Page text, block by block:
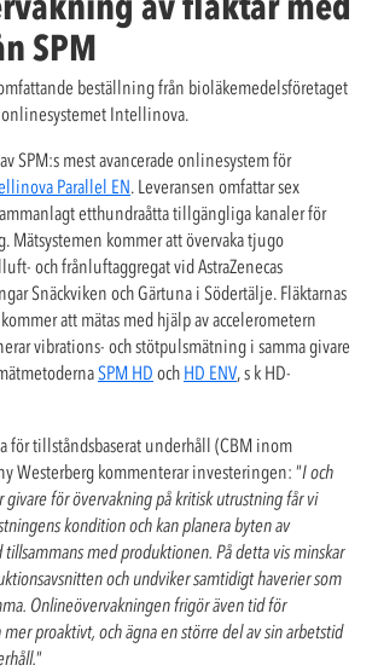
SPM
beställning från bioläkemedelsföretaget
onlinesystemet Intellinova.
SPM:s mest avancerade onlinesystem för
Parallel EN. Leveransen omfattar sex
etthundraåtta tillgängliga kanaler för
Mätsystemen kommer att övervaka tjugo
och frånluftaggregat vid AstraZenecas
Snäckviken och Gärtuna i Södertälje. Fläktarnas
att mätas med hjälp av accelerometern
vibrations- och stötpulsmätning i samma givare
SPM HD och HD ENV, s k HD-
för tillståndsbaserat underhåll (CBM inom
Westerberg kommenterar investeringen: ”I och
för övervakning på kritisk utrustning får vi
kondition och kan planera byten av
med produktionen. På detta vis minskar
och undviker samtidigt haverier som
Onlineövervakningen frigör även tid för
proaktivt, och ägna en större del av sin arbetstid
”